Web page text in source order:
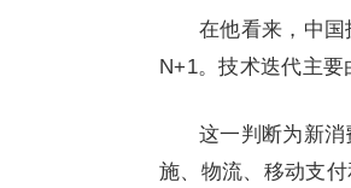
在他看来，中
N+1。技术迭代主要
这一判断为新
施、物流、移动支